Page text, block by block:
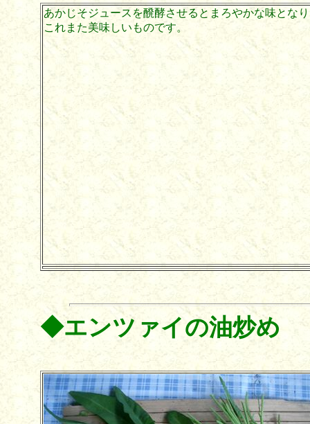
あかじそジュースを醗酵させるとまろやかな味となり
これまた美味しいものです。
◆エンツァイの油炒め